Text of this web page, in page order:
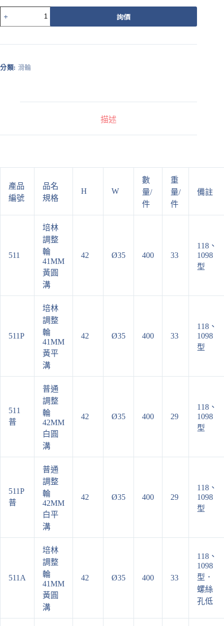
數
詢價
分類: 滑輪
描述
產品
編號
品名
規格
H W
數
量/
件
重
量/
件
備註
511
培林
調整
輪
41MM
黃圓
溝
42 Ø35 400 33
118、
1098
型
511P
培林
調整
輪
41MM
黃平
溝
42 Ø35 400 33
118、
1098
型
511
普
普通
調整
輪
42MM
白圓
溝
42 Ø35 400 29
118、
1098
型
511P
普
普通
調整
輪
42MM
白平
溝
42 Ø35 400 29
118、
1098
型
511A
培林
調整
輪
41MM
黃圓
溝
42 Ø35 400 33
118、
1098
型．
螺絲
孔低